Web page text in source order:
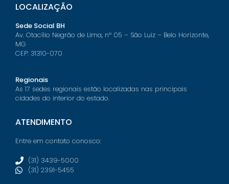
LOCALIZAÇÃO
Sede Social BH
Av. Otacílio Negrão de Lima, nº 05 – São Luiz – Belo Horizonte,
MG
CEP: 31310-070
Regionais
As 17 sedes regionais estão localizadas nas principais
cidades do interior do estado.
ATENDIMENTO
Entre em contato conosco:
(31) 3439-5000
(31) 2391-5455